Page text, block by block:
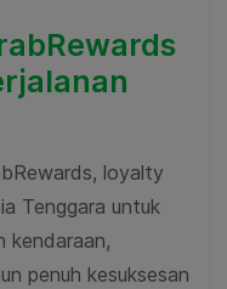
loyalty
Tenggara untuk
kendaraan,
penuh kesuksesan